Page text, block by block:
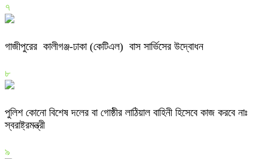
৭
গাজীপুরের কালীগঞ্জ-ঢাকা (কেটিএল) বাস সার্ভিসের উদ্বোধন
৮
পুলিশ কোনো বিশেষ দলের বা গোষ্ঠীর লাঠিয়াল বাহিনী হিসেবে কাজ করবে নাঃ
স্বরাষ্ট্রমন্ত্রী
৯